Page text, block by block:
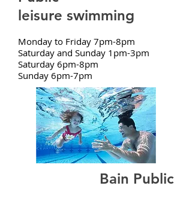
leisure swimming
Monday to Friday 7pm-8pm
Saturday and Sunday 1pm-3pm
Saturday 6pm-8pm
Sunday 6pm-7pm
Bain Public